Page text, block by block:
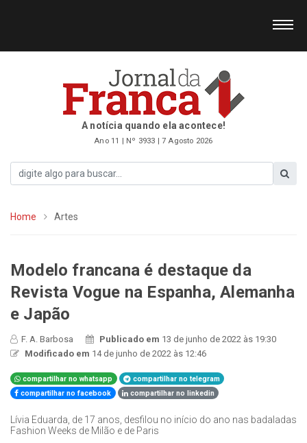
A notícia quando ela acontece!
Ano 11 | Nº 3933 | 7 Agosto 2026
Home Artes
Modelo francana é destaque da
Revista Vogue na Espanha, Alemanha
e Japão
F. A. Barbosa Publicado em 13 de junho de 2022 às 19:30
Modificado em 14 de junho de 2022 às 12:46
compartilhar no whatsapp
compartilhar no telegram
compartilhar no facebook
compartilhar no linkedin
Lívia Eduarda, de 17 anos, desfilou no início do ano nas badaladas
Fashion Weeks de Milão e de Paris